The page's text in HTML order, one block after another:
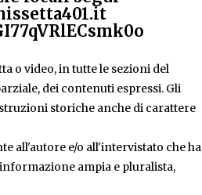
o video, in tutte le sezioni del
dei contenuti espressi. Gli
storiche anche di carattere
all'autore e/o all'intervistato che ha
ampia e pluralista,